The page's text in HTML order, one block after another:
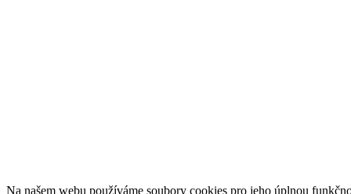
Na našem webu používáme soubory cookies pro jeho úplnou